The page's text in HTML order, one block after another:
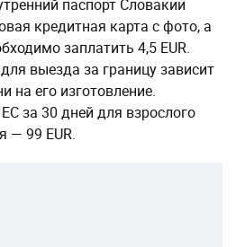
паспорт Словакии
кредитная карта с фото, а
заплатить 4,5 EUR.
выезда за границу зависит
на его изготовление.
за 30 дней для взрослого
— 99 EUR.